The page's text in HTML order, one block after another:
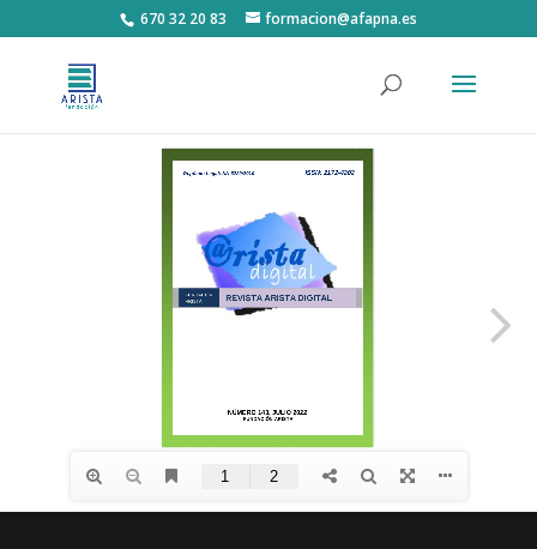
670 32 20 83 formacion@afapna.es